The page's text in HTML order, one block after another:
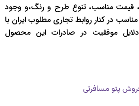
قیمت مناسب، تنوع طرح و رنگ،و وجود
در کنار روابط تجاری مطلوب ایران با
موفقیت در صادرات این محصول
پتو مسافرتی